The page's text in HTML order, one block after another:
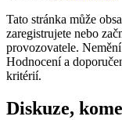
Tato stránka může
zaregistrujete nebo
provozovatele.
Hodnocení a
kritérií.
Diskuze,